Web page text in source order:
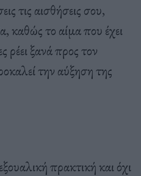
τις αισθήσεις σου,
καθώς το αίμα που έχει
ρέει ξανά προς τον
την αύξηση της
πρακτική και όχι